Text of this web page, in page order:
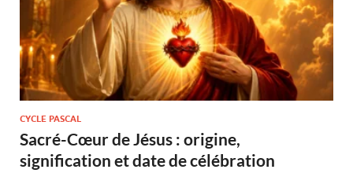
CYCLE PASCAL
Sacré-Cœur de Jésus : origine,
signification et date de célébration